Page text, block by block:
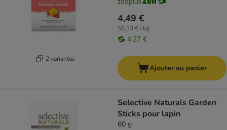
2 variantes
4,49 €
56,13 € / kg
4,27 €
Ajouter au panier
Selective Naturals Garden
Sticks pour lapin
60 g